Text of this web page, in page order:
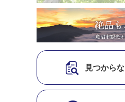
見つから